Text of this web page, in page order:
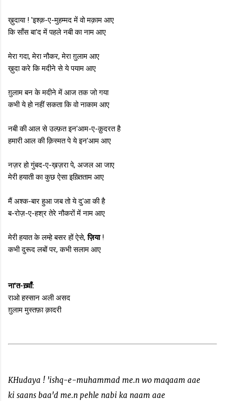
ख़ुदाया ! 'इश्क़-ए-मुहम्मद में वो मक़ाम आए
कि साँस बा'द में पहले नबी का नाम आए
मेरा गदा, मेरा नौकर, मेरा ग़ुलाम आए
ख़ुदा करे कि मदीने से ये पयाम आए
ग़ुलाम बन के मदीने में आज तक जो गया
कभी ये हो नहीं सकता कि वो नाकाम आए
नबी की आल से उल्फ़त इन'आम-ए-क़ुदरत है
हमारी आल की क़िस्मत पे ये इन'आम आए
नज़र हो गुंबद-ए-ख़ज़रा पे, अजल आ जाए
मेरी हयाती का कुछ ऐसा इख़्तिताम आए
मैं अश्क-बार हुआ जब तो ये दु'आ की है
ब-रोज़-ए-हश्र तेरे नौकरों में नाम आए
मेरी हयात के लम्हे बसर हों ऐसे,ज़िया!
कभी दुरूद लबों पर, कभी सलाम आए
ना'त-ख़्वाँ:
राओ हस्सान अली असद
ग़ुलाम मुस्तफ़ा क़ादरी
KHudaya ! 'ishq-e-muhammad me.n wo maqaam aae
ki saans baa'd me.n pehle nabi ka naam aae